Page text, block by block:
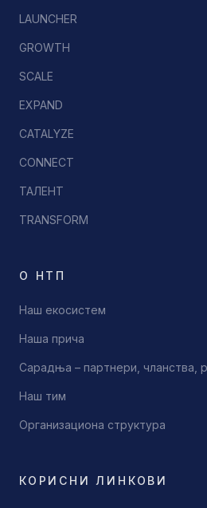
LAUNCHER
GROWTH
SCALE
EXPAND
CATALYZE
CONNECT
ТАЛЕНТ
TRANSFORM
О НТП
Наш екосистем
Наша прича
Сарадња – партнери, чланства,
Наш тим
Организациона структура
КОРИСНИ ЛИНКОВИ